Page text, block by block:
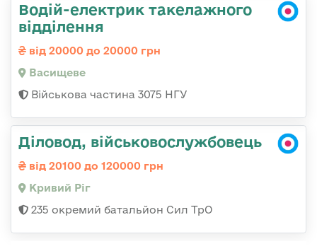
Водій-електрик такелажного
відділення
від 20000 до 20000 грн
Васищеве
Військова частина 3075 НГУ
Діловод, військовослужбовець
від 20100 до 120000 грн
Кривий Ріг
235 окремий батальйон Сил ТрО